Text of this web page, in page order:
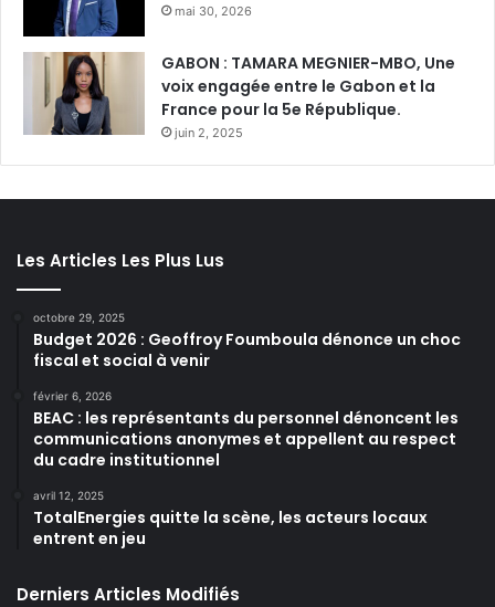
mai 30, 2026
GABON : TAMARA MEGNIER-MBO, Une
voix engagée entre le Gabon et la
France pour la 5e République.
juin 2, 2025
Les Articles Les Plus Lus
octobre 29, 2025
Budget 2026 : Geoffroy Foumboula dénonce un choc
fiscal et social à venir
février 6, 2026
BEAC : les représentants du personnel dénoncent les
communications anonymes et appellent au respect
du cadre institutionnel
avril 12, 2025
TotalEnergies quitte la scène, les acteurs locaux
entrent en jeu
Derniers Articles Modifiés